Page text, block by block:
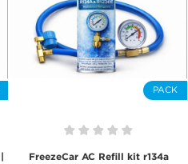
PACK
FreezeCar AC Refill kit r134a